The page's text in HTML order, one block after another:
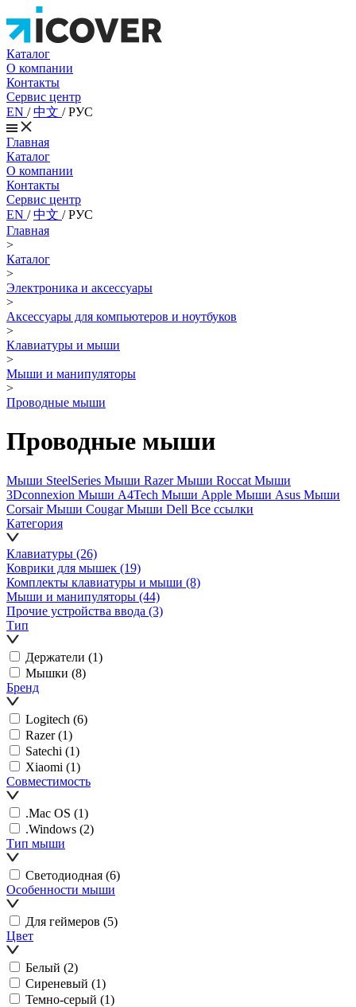
Каталог
О компании
Контакты
Сервис центр
EN /中文 /РУС
Главная
Каталог
О компании
Контакты
Сервис центр
EN /中文 /РУС
Главная
>
Каталог
>
Электроника и аксессуары
>
Аксессуары для компьютеров и ноутбуков
>
Клавиатуры и мыши
>
Мыши и манипуляторы
>
Проводные мыши
Проводные мыши
Мыши SteelSeries Мыши RazerМыши Roccat Мыши
3Dconnexion Мыши A4Tech Мыши Apple Мыши Asus Мыши
CorsairМыши CougarМыши Dell Все ссылки
Категория
Клавиатуры (26)
Коврики для мышек (19)
Комплекты клавиатуры и мыши (8)
Мыши и манипуляторы (44)
Прочие устройства ввода (3)
Тип
Держатели (1)
Мышки (8)
Бренд
Logitech (6)
Razer (1)
Satechi (1)
Xiaomi (1)
Совместимость
.Mac OS (1)
.Windows (2)
Тип мыши
Светодиодная (6)
Особенности мыши
Для геймеров (5)
Цвет
Белый (2)
Сиреневый (1)
Темно-серый (1)